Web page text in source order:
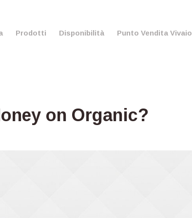
Prodotti Disponibilità Punto Vendita Vivaio
on Organic?